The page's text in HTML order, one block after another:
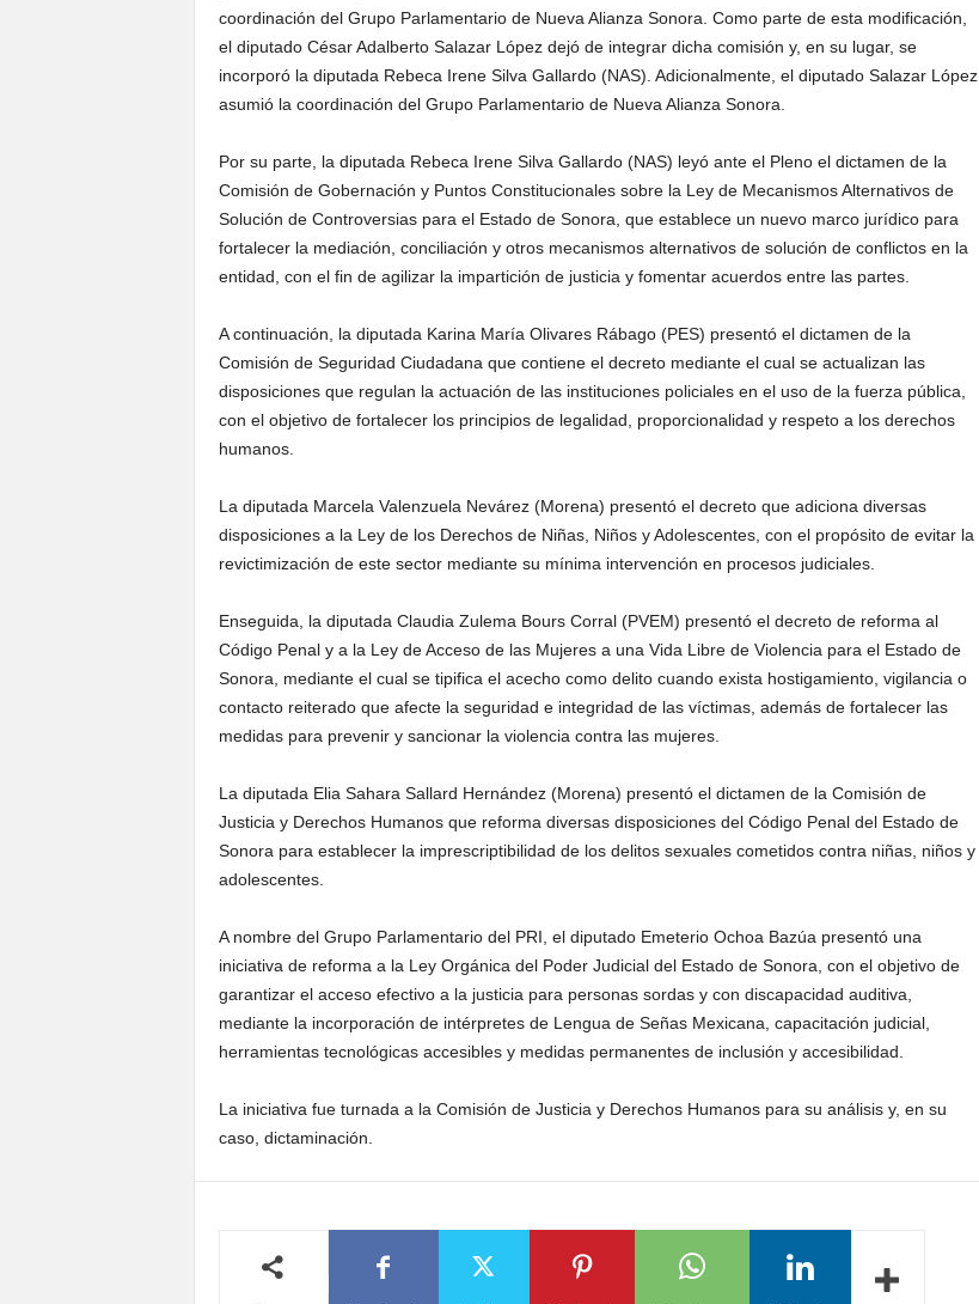
coordinación del Grupo Parlamentario de Nueva Alianza Sonora. Como parte de esta modificación,
el diputado César Adalberto Salazar López dejó de integrar dicha comisión y, en su lugar, se
incorporó la diputada Rebeca Irene Silva Gallardo (NAS). Adicionalmente, el diputado Salazar López
asumió la coordinación del Grupo Parlamentario de Nueva Alianza Sonora.
Por su parte, la diputada Rebeca Irene Silva Gallardo (NAS) leyó ante el Pleno el dictamen de la
Comisión de Gobernación y Puntos Constitucionales sobre la Ley de Mecanismos Alternativos de
Solución de Controversias para el Estado de Sonora, que establece un nuevo marco jurídico para
fortalecer la mediación, conciliación y otros mecanismos alternativos de solución de conflictos en la
entidad, con el fin de agilizar la impartición de justicia y fomentar acuerdos entre las partes.
A continuación, la diputada Karina María Olivares Rábago (PES) presentó el dictamen de la
Comisión de Seguridad Ciudadana que contiene el decreto mediante el cual se actualizan las
disposiciones que regulan la actuación de las instituciones policiales en el uso de la fuerza pública,
con el objetivo de fortalecer los principios de legalidad, proporcionalidad y respeto a los derechos
humanos.
La diputada Marcela Valenzuela Nevárez (Morena) presentó el decreto que adiciona diversas
disposiciones a la Ley de los Derechos de Niñas, Niños y Adolescentes, con el propósito de evitar la
revictimización de este sector mediante su mínima intervención en procesos judiciales.
Enseguida, la diputada Claudia Zulema Bours Corral (PVEM) presentó el decreto de reforma al
Código Penal y a la Ley de Acceso de las Mujeres a una Vida Libre de Violencia para el Estado de
Sonora, mediante el cual se tipifica el acecho como delito cuando exista hostigamiento, vigilancia o
contacto reiterado que afecte la seguridad e integridad de las víctimas, además de fortalecer las
medidas para prevenir y sancionar la violencia contra las mujeres.
La diputada Elia Sahara Sallard Hernández (Morena) presentó el dictamen de la Comisión de
Justicia y Derechos Humanos que reforma diversas disposiciones del Código Penal del Estado de
Sonora para establecer la imprescriptibilidad de los delitos sexuales cometidos contra niñas, niños y
adolescentes.
A nombre del Grupo Parlamentario del PRI, el diputado Emeterio Ochoa Bazúa presentó una
iniciativa de reforma a la Ley Orgánica del Poder Judicial del Estado de Sonora, con el objetivo de
garantizar el acceso efectivo a la justicia para personas sordas y con discapacidad auditiva,
mediante la incorporación de intérpretes de Lengua de Señas Mexicana, capacitación judicial,
herramientas tecnológicas accesibles y medidas permanentes de inclusión y accesibilidad.
La iniciativa fue turnada a la Comisión de Justicia y Derechos Humanos para su análisis y, en su
caso, dictaminación.